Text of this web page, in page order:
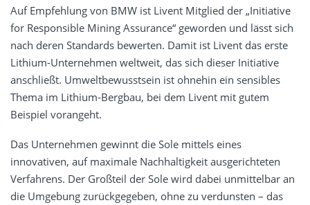
Auf Empfehlung von BMW ist Livent Mitglied der „Initiative
for Responsible Mining Assurance“ geworden und lässt sich
nach deren Standards bewerten. Damit ist Livent das erste
Lithium-Unternehmen weltweit, das sich dieser Initiative
anschließt. Umweltbewusstsein ist ohnehin ein sensibles
Thema im Lithium-Bergbau, bei dem Livent mit gutem
Beispiel vorangeht.
Das Unternehmen gewinnt die Sole mittels eines
innovativen, auf maximale Nachhaltigkeit ausgerichteten
Verfahrens. Der Großteil der Sole wird dabei unmittelbar an
die Umgebung zurückgegeben, ohne zu verdunsten – das